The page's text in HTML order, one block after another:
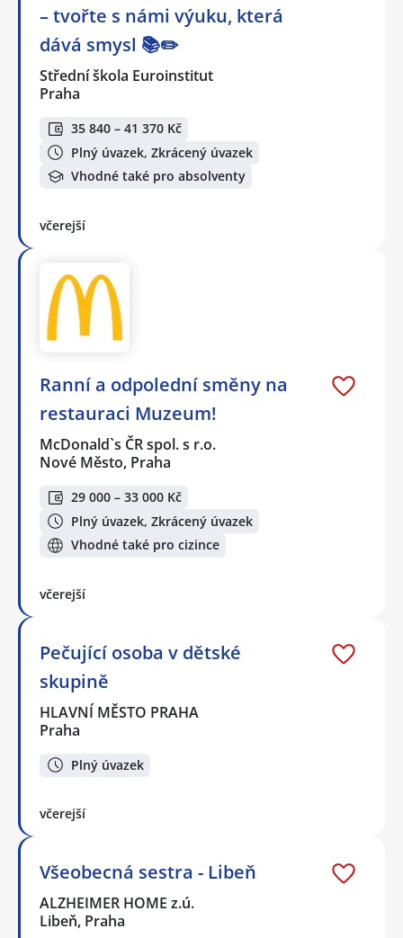
– tvořte s námi výuku, která
dává smysl 📚✏️
Střední škola Euroinstitut
Praha
35 840 – 41 370 Kč
Plný úvazek, Zkrácený úvazek
Vhodné také pro absolventy
včerejší
Ranní a odpolední směny na
restauraci Muzeum!
McDonald`s ČR spol. s r.o.
Nové Město, Praha
29 000 – 33 000 Kč
Plný úvazek, Zkrácený úvazek
Vhodné také pro cizince
včerejší
Pečující osoba v dětské
skupině
HLAVNÍ MĚSTO PRAHA
Praha
Plný úvazek
včerejší
Všeobecná sestra - Libeň
ALZHEIMER HOME z.ú.
Libeň, Praha